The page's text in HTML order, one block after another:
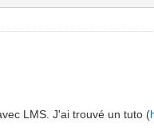
LMS. J'ai trouvé un tuto (